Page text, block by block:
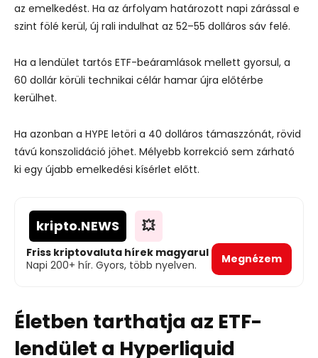
az emelkedést. Ha az árfolyam határozott napi zárással e
szint fölé kerül, új rali indulhat az 52–55 dolláros sáv felé.
Ha a lendület tartós ETF-beáramlások mellett gyorsul, a
60 dollár körüli technikai célár hamar újra előtérbe
kerülhet.
Ha azonban a HYPE letöri a 40 dolláros támaszzónát, rövid
távú konszolidáció jöhet. Mélyebb korrekció sem zárható
ki egy újabb emelkedési kísérlet előtt.
kripto.NEWS 💥
Friss kriptovaluta hírek magyarul
Napi 200+ hír. Gyors, több nyelven.
Megnézem
Életben tarthatja az ETF-
lendület a Hyperliquid